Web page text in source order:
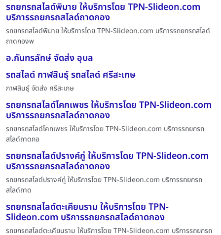
รถยกรถสไลด์พิมาย ให้บริการโดย TPN-Slideon.com
บริการรถยกรถสไลด์ถาดกอง
รถยกรถสไลด์พิมาย ให้บริการโดย TPN-Slideon.com บริการรถยกรถสไลด์
ถาดกองพ
อ.กันทรลักษ์ จัดส่ง อุบล
รถสไลด์ กาฬสินธุ์ รถสไลด์ ศรีสะเกษ
กาฬสินธุ์ จัดส่ง ศรีสะเกษ
รถยกรถสไลด์โคกเพชร ให้บริการโดย TPN-Slideon.com
บริการรถยกรถสไลด์ถาดกอง
รถยกรถสไลด์โคกเพชร ให้บริการโดย TPN-Slideon.com บริการรถยกรถ
สไลด์ถาดกอ
รถยกรถสไลด์ปรางค์กู่ ให้บริการโดย TPN-Slideon.com
บริการรถยกรถสไลด์ถาดกอง
รถยกรถสไลด์ปรางค์กู่ ให้บริการโดย TPN-Slideon.com บริการรถยกรถ
สไลด์ถาด
รถยกรถสไลด์ตะเคียนราม ให้บริการโดย TPN-
Slideon.com บริการรถยกรถสไลด์ถาดกอง
รถยกรถสไลด์ตะเคียนราม ให้บริการโดย TPN-Slideon.com บริการรถยกรถ